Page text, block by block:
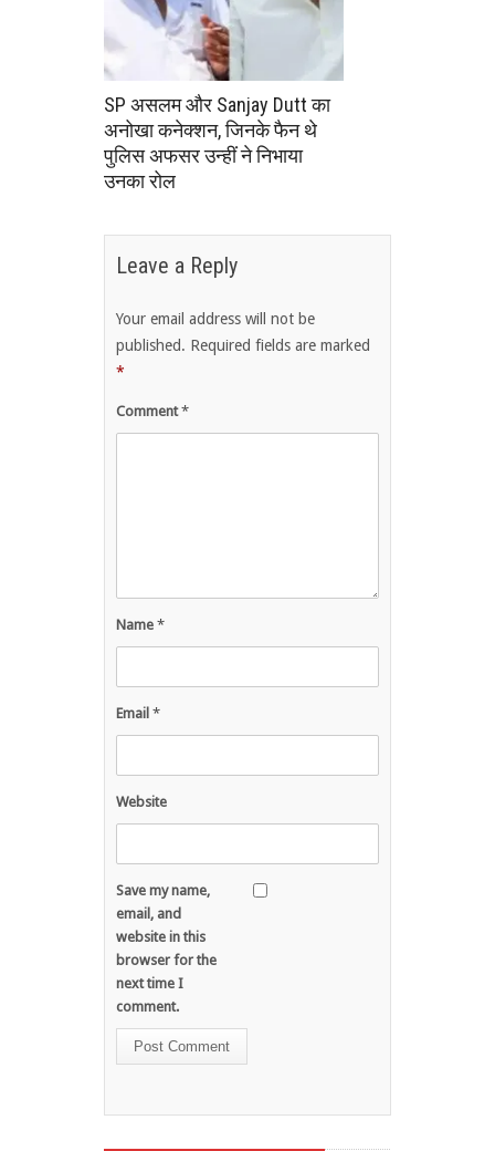
SP असलम और Sanjay Dutt का
अनोखा कनेक्शन, जिनके फैन थे
पुलिस अफसर उन्हीं ने निभाया
उनका रोल
Leave a Reply
Your email address will not be
published. Required fields are marked
*
Comment*
Name *
Email *
Website
Save my name,
email, and
website in this
browser for the
next time I
comment.